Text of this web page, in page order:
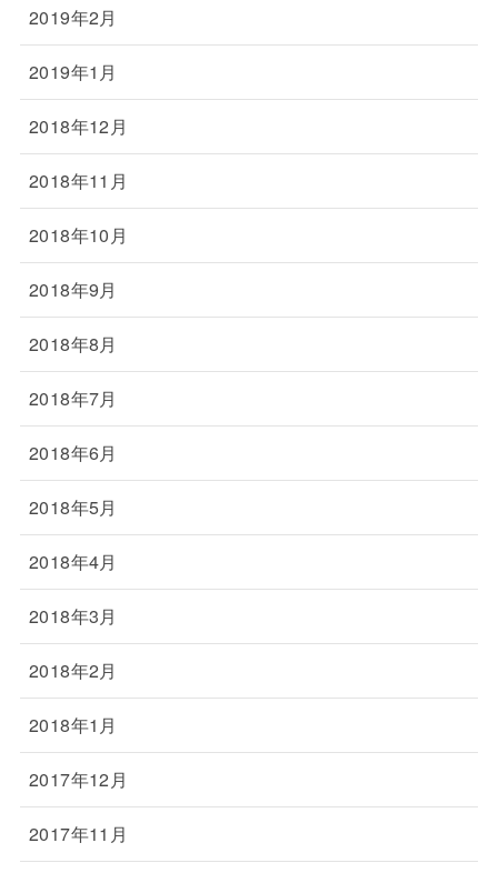
2019年2月
2019年1月
2018年12月
2018年11月
2018年10月
2018年9月
2018年8月
2018年7月
2018年6月
2018年5月
2018年4月
2018年3月
2018年2月
2018年1月
2017年12月
2017年11月